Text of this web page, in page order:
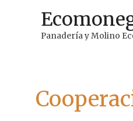
Panadería y Molino